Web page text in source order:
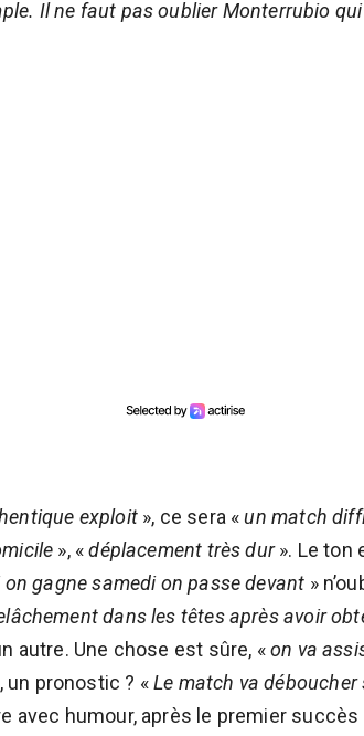
Il ne faut pas oublier Monterrubio qui
exploit», ce sera «un match
», «déplacement très dur». Le ton
on gagne samedi on passe devant »
dans les têtes après avoir
autre. Une chose est sûre, «on va
un pronostic ? «Le match va déboucher
avec humour, après le premier succès